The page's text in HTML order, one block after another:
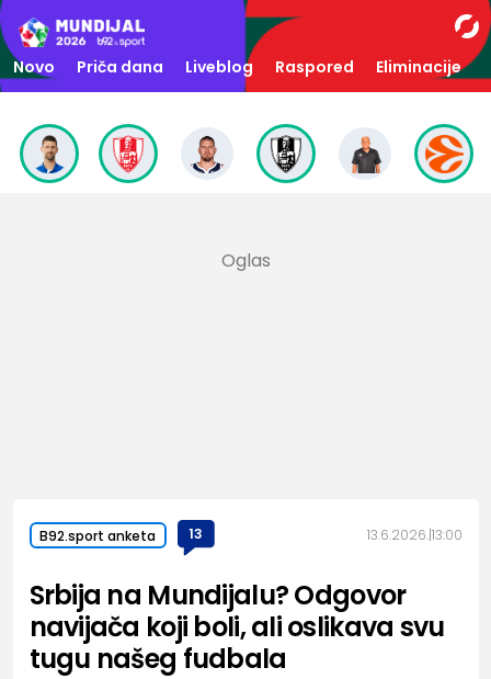
Novo Priča dana Liveblog Raspored Eliminacije
B92.sport anketa 13 13.6.2026. 13:00
Srbija na Mundijalu? Odgovor
navijača koji boli, ali oslikava svu
tugu našeg fudbala